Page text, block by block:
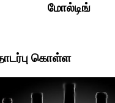
மோல்டிங்
கொள்ள